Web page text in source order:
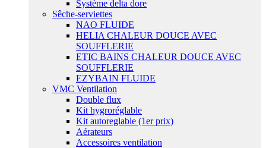
Système delta dore
Sêche-serviettes
NAO FLUIDE
HELIA CHALEUR DOUCE AVEC
SOUFFLERIE
ETIC BAINS CHALEUR DOUCE AVEC
SOUFFLERIE
EZYBAIN FLUIDE
VMC Ventilation
Double flux
Kit hygroréglable
Kit autoreglable (1er prix)
Aérateurs
Accessoires ventilation